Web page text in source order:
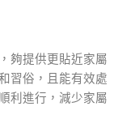
夠提供更貼近家屬
習俗，且能有效處
利進行，減少家屬